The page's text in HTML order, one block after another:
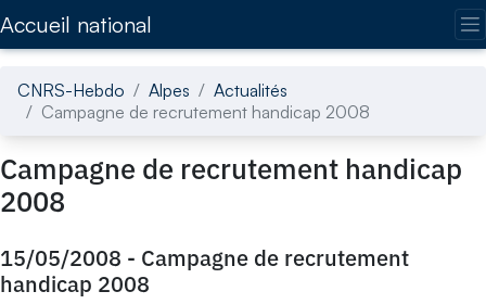
Accueil national
CNRS-Hebdo Alpes
Actualités
Campagne de recrutement handicap 2008
Campagne de recrutement handicap
2008
15/05/2008 - Campagne de recrutement
handicap 2008